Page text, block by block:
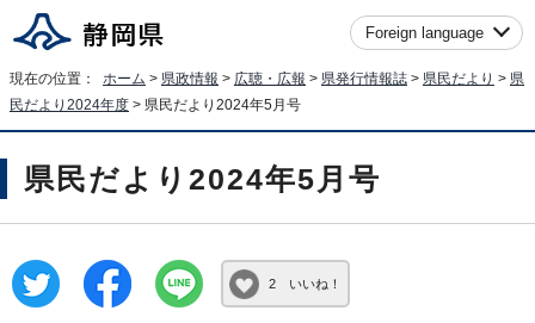
Foreign language
現在の位置： ホーム > 県政情報 > 広聴・広報 > 県発行情報誌 > 県民だより > 県
民だより2024年度 > 県民だより2024年5月号
県民だより2024年5月号
2 いいね！